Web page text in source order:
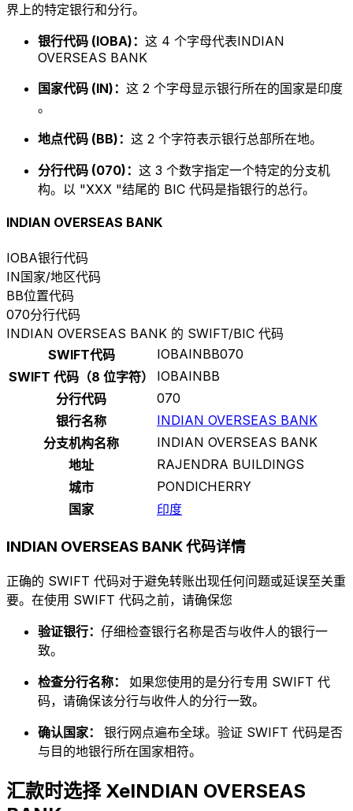
界上的特定银行和分行。
银行代码 (IOBA)： 这 4 个字母代表INDIAN
OVERSEAS BANK
国家代码 (IN)： 这 2 个字母显示银行所在的国家是印度
。
地点代码 (BB)： 这 2 个字符表示银行总部所在地。
分行代码 (070)： 这 3 个数字指定一个特定的分支机
构。以 "XXX "结尾的 BIC 代码是指银行的总行。
INDIAN OVERSEAS BANK
IOBA银行代码
IN国家/地区代码
BB位置代码
070分行代码
INDIAN OVERSEAS BANK 的 SWIFT/BIC 代码
SWIFT代码
IOBAINBB070
SWIFT 代码（8 位字符）
IOBAINBB
分行代码
070
银行名称
INDIAN OVERSEAS BANK
分支机构名称
INDIAN OVERSEAS BANK
地址
RAJENDRA BUILDINGS
城市
PONDICHERRY
国家
印度
INDIAN OVERSEAS BANK 代码详情
正确的 SWIFT 代码对于避免转账出现任何问题或延误至关重
要。在使用 SWIFT 代码之前，请确保您
验证银行： 仔细检查银行名称是否与收件人的银行一
致。
检查分行名称： 如果您使用的是分行专用 SWIFT 代
码，请确保该分行与收件人的分行一致。
确认国家： 银行网点遍布全球。验证 SWIFT 代码是否
与目的地银行所在国家相符。
汇款时选择 XeINDIAN OVERSEAS